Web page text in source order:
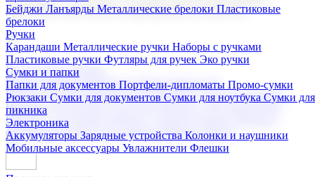
Бейджи Ланъярды Металлические брелоки Пластиковые
брелоки
Ручки
Карандаши Металлические ручки Наборы с ручками
Пластиковые ручки Футляры для ручек Эко ручки
Сумки и папки
Папки для документов Портфели-дипломаты Промо-сумки
Рюкзаки Сумки для документов Сумки для ноутбука Сумки для
пикника
Электроника
Аккумуляторы Зарядные устройства Колонки и наушники
Мобильные аксессуары Увлажнители Флешки
продукцию для бизнеса, мероприятия и клиентов.
Подарочные наборы
Бизнес наборыКофейные наборы Кошельки
Наборы из кожиНаборы ручекНаборы с аккумуляторами
Наборы с бутылками для воды
Наборы с ежедневниками
Наборы с кружками
флешкамиНовогодние наборыЧайные наборы